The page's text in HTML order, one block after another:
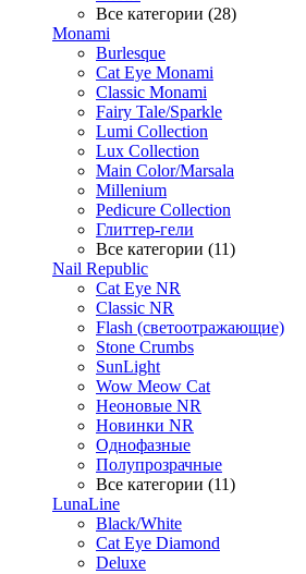
Все категории (28)
Monami
Burlesque
Cat Eye Monami
Classic Monami
Fairy Tale/Sparkle
Lumi Collection
Lux Collection
Main Color/Marsala
Millenium
Pedicure Collection
Глиттер-гели
Все категории (11)
Nail Republic
Cat Eye NR
Classic NR
Flash (светоотражающие)
Stone Crumbs
SunLight
Wow Meow Cat
Неоновые NR
Новинки NR
Однофазные
Полупрозрачные
Все категории (11)
LunaLine
Black/White
Cat Eye Diamond
Deluxe